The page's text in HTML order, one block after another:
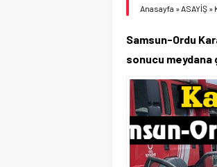
Anasayfa »ASAYİŞ »
Samsun-Ordu
sonucu meydana